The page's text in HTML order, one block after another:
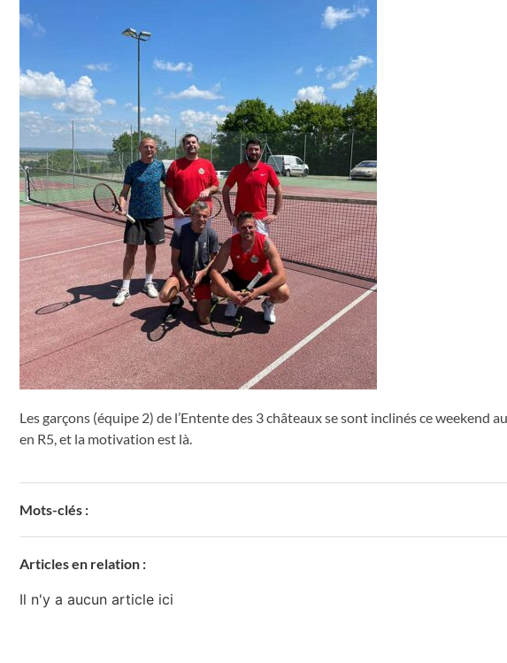
Les garçons (équipe 2) de l’Entente des 3 châteaux se sont inclinés ce weekend
en R5, et la motivation est là.
Mots-clés :
Articles en relation :
Il n'y a aucun article ici